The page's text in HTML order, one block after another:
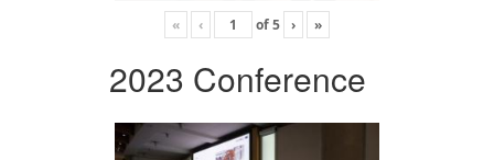
« ‹ of5 › »
2023 Conference